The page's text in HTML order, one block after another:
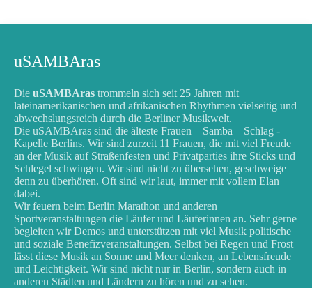
uSAMBAras
Die uSAMBAras trommeln sich seit 25 Jahren mit
lateinamerikanischen und afrikanischen Rhythmen vielseitig und
abwechslungsreich durch die Berliner Musikwelt.
Die uSAMBAras sind die älteste Frauen – Samba – Schlag -
Kapelle Berlins. Wir sind zurzeit 11 Frauen, die mit viel Freude
an der Musik auf Straßenfesten und Privatparties ihre Sticks und
Schlegel schwingen. Wir sind nicht zu übersehen, geschweige
denn zu überhören. Oft sind wir laut, immer mit vollem Elan
dabei.
Wir feuern beim Berlin Marathon und anderen
Sportveranstaltungen die Läufer und Läuferinnen an. Sehr gerne
begleiten wir Demos und unterstützen mit viel Musik politische
und soziale Benefizveranstaltungen. Selbst bei Regen und Frost
lässt diese Musik an Sonne und Meer denken, an Lebensfreude
und Leichtigkeit. Wir sind nicht nur in Berlin, sondern auch in
anderen Städten und Ländern zu hören und zu sehen.